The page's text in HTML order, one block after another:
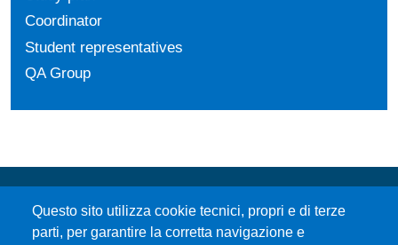
Coordinator
Student representatives
QA Group
Questo sito utilizza cookie tecnici, propri e di terze
parti, per garantire la corretta navigazione e